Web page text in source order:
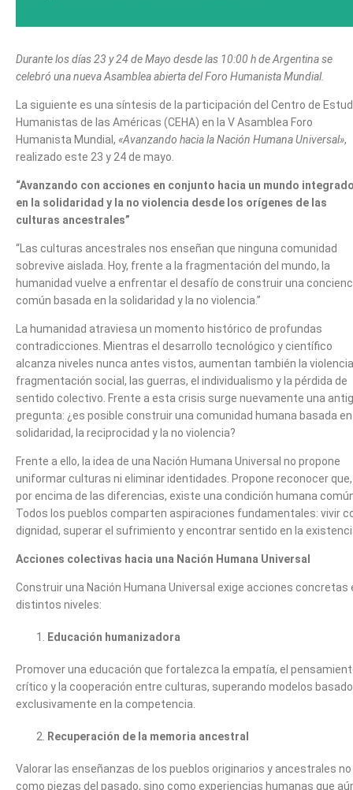
Durante los días 23 y 24 de Mayo desde las 10:00 h de Argentina se
celebró una nueva Asamblea abierta del Foro Humanista Mundial.
La siguiente es una síntesis de la participación del Centro de
Humanistas de las Américas (CEHA) en la V Asamblea Foro
Humanista Mundial, «Avanzando hacia la Nación Humana Universal»,
realizado este 23 y 24 de mayo.
“Avanzando con acciones en conjunto hacia un mundo
en la solidaridad y la no violencia desde los orígenes de las
culturas ancestrales”
“Las culturas ancestrales nos enseñan que ninguna comunidad
sobrevive aislada. Hoy, frente a la fragmentación del mundo, la
humanidad vuelve a enfrentar el desafío de construir una
común basada en la solidaridad y la no violencia.”
La humanidad atraviesa un momento histórico de profundas
contradicciones. Mientras el desarrollo tecnológico y científico
alcanza niveles nunca antes vistos, aumentan también la
fragmentación social, las guerras, el individualismo y la pérdida de
sentido colectivo. Frente a esta crisis surge nuevamente una
pregunta: ¿es posible construir una comunidad humana basada
solidaridad, la reciprocidad y la no violencia?
Frente a ello, la idea de una Nación Humana Universal no propone
uniformar culturas ni eliminar identidades. Propone reconocer que,
por encima de las diferencias, existe una condición humana
Todos los pueblos comparten aspiraciones fundamentales: vivir
dignidad, superar el sufrimiento y encontrar sentido en la
Acciones colectivas hacia una Nación Humana Universal
Construir una Nación Humana Universal exige acciones concretas
distintos niveles:
Educación humanizadora
Promover una educación que fortalezca la empatía, el
crítico y la cooperación entre culturas, superando modelos
exclusivamente en la competencia.
Recuperación de la memoria ancestral
Valorar las enseñanzas de los pueblos originarios y ancestrales no
como piezas del pasado, sino como experiencias humanas que